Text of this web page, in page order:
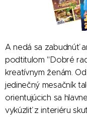
A nedá sa zabudnúť
podtitulom "Dobré
kreatívnym ženám.
jedinečný mesačník
orientujúcich sa
vykúzliť z interiéru